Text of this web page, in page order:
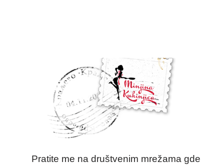
Pratite me na društvenim mrežama gde